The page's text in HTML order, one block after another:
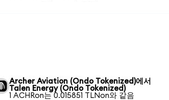
Archer Aviation (Ondo Tokenized)에서
Talen Energy (Ondo Tokenized)
1 ACHRon는 0.015851 TLNon와 같음